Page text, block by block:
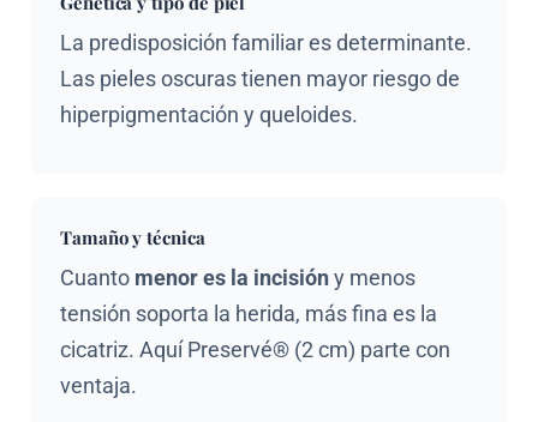
La predisposición familiar es determinante.
Las pieles oscuras tienen mayor riesgo de
hiperpigmentación y queloides.
Tamaño y técnica
Cuanto menor es la incisióny menos
tensión soporta la herida, más fina es la
cicatriz. Aquí Preservé® (2 cm) parte con
ventaja.